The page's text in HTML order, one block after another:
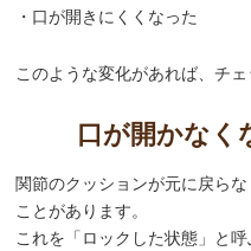
・口が開きにくくなった
このような変化があれば、チェ
口が開かなく
関節のクッションが元に戻ら
ことがあります。
これを「ロックした状態」と呼